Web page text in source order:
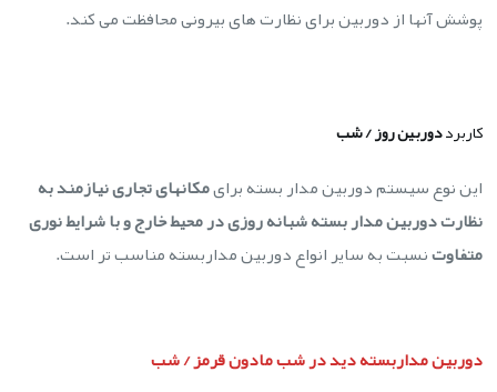
پوشش آنها از دوربین برای نظارت های بیرونی محافظت می کند.
کاربرددوربین روز / شب
این نوع سیستم دوربین مدار بسته برایمکانهای تجاری نیازمند به
نظارت دوربین مدار بسته شبانه روزی در محیط خارج و با شرایط نوری
متفاوتنسبت به سایر انواع دوربین مداربسته مناسب تر است.
دوربین مداربسته دید در شب مادون قرمز / شب